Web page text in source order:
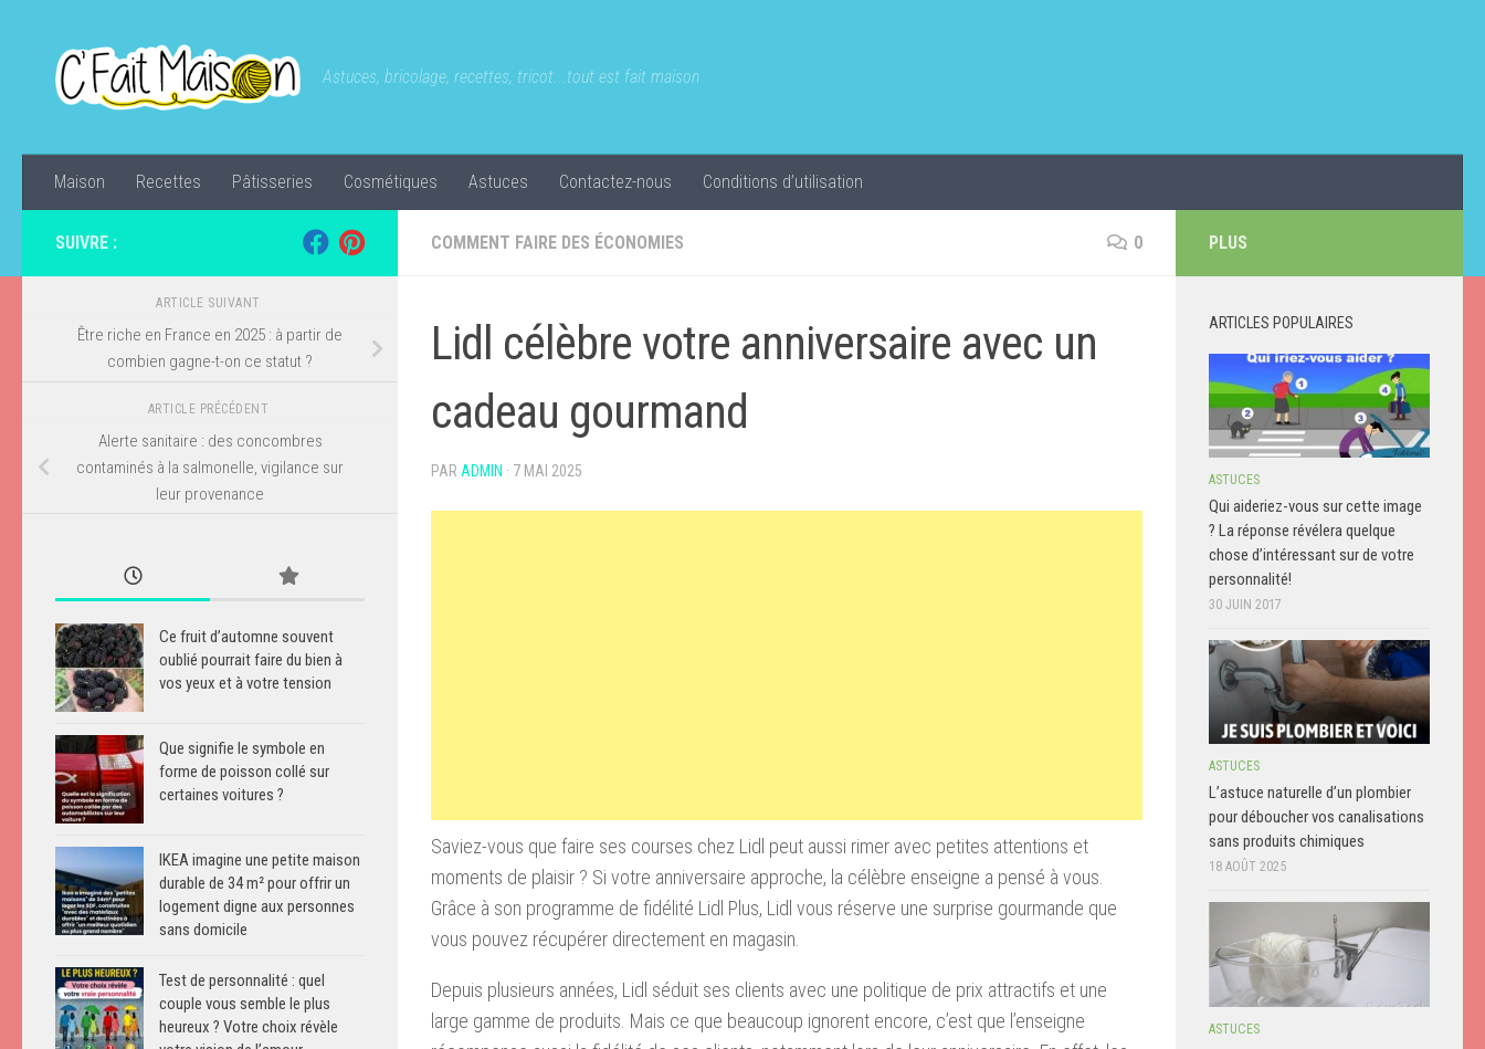
Astuces, bricolage, recettes, tricot...tout est fait maison
Maison Recettes Pâtisseries Cosmétiques Astuces Contactez-nous Conditions d’utilisation
COMMENT FAIRE DES ÉCONOMIES 0
Lidl célèbre votre anniversaire avec un
cadeau gourmand
PAR ADMIN · 7 MAI 2025
Saviez-vous que faire ses courses chez Lidl peut aussi rimer avec petites attentions et
moments de plaisir ? Si votre anniversaire approche, la célèbre enseigne a pensé à vous.
Grâce à son programme de fidélité Lidl Plus, Lidl vous réserve une surprise gourmande que
vous pouvez récupérer directement en magasin.
Depuis plusieurs années, Lidl séduit ses clients avec une politique de prix attractifs et une
large gamme de produits. Mais ce que beaucoup ignorent encore, c’est que l’enseigne
SUIVRE :
ARTICLE SUIVANT
Être riche en France en 2025 : à partir de
combien gagne-t-on ce statut ?
ARTICLE PRÉCÉDENT
Alerte sanitaire : des concombres
contaminés à la salmonelle, vigilance sur
leur provenance
Ce fruit d’automne souvent
oublié pourrait faire du bien à
vos yeux et à votre tension
Que signifie le symbole en
forme de poisson collé sur
certaines voitures ?
IKEA imagine une petite maison
durable de 34 m² pour offrir un
logement digne aux personnes
sans domicile
Test de personnalité : quel
couple vous semble le plus
heureux ? Votre choix révèle
PLUS
ARTICLES POPULAIRES
ASTUCES
Qui aideriez-vous sur cette image
? La réponse révélera quelque
chose d’intéressant sur de votre
personnalité!
30 JUIN 2017
ASTUCES
L’astuce naturelle d’un plombier
pour déboucher vos canalisations
sans produits chimiques
18 AOÛT 2025
ASTUCES